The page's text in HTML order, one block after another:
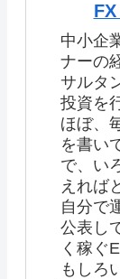
中小企
ナーの
サルタ
投資を
ほぼ、
を書い
で、い
えれば
自分で
公表し
く稼ぐ
もしろ